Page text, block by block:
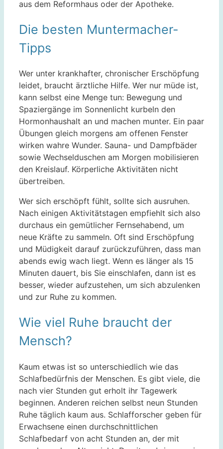
aus dem Reformhaus oder der Apotheke.
Die besten Muntermacher-
Tipps
Wer unter krankhafter, chronischer Erschöpfung
leidet, braucht ärztliche Hilfe. Wer nur müde ist,
kann selbst eine Menge tun: Bewegung und
Spaziergänge im Sonnenlicht kurbeln den
Hormonhaushalt an und machen munter. Ein paar
Übungen gleich morgens am offenen Fenster
wirken wahre Wunder. Sauna- und Dampfbäder
sowie Wechselduschen am Morgen mobilisieren
den Kreislauf. Körperliche Aktivitäten nicht
übertreiben.
Wer sich erschöpft fühlt, sollte sich ausruhen.
Nach einigen Aktivitätstagen empfiehlt sich also
durchaus ein gemütlicher Fernsehabend, um
neue Kräfte zu sammeln. Oft sind Erschöpfung
und Müdigkeit darauf zurückzuführen, dass man
abends ewig wach liegt. Wenn es länger als 15
Minuten dauert, bis Sie einschlafen, dann ist es
besser, wieder aufzustehen, um sich abzulenken
und zur Ruhe zu kommen.
Wie viel Ruhe braucht der
Mensch?
Kaum etwas ist so unterschiedlich wie das
Schlafbedürfnis der Menschen. Es gibt viele, die
nach vier Stunden gut erholt ihr Tagewerk
beginnen. Anderen reichen selbst neun Stunden
Ruhe täglich kaum aus. Schlafforscher geben für
Erwachsene einen durchschnittlichen
Schlafbedarf von acht Stunden an, der mit